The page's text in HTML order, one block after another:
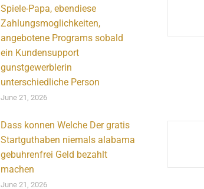
Spiele-Papa, ebendiese
Zahlungsmoglichkeiten,
angebotene Programs sobald
ein Kundensupport
gunstgewerblerin
unterschiedliche Person
June 21, 2026
Dass konnen Welche Der gratis
Startguthaben niemals alabama
gebuhrenfrei Geld bezahlt
machen
June 21, 2026